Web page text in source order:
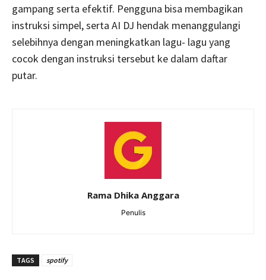
gampang serta efektif. Pengguna bisa membagikan
instruksi simpel, serta AI DJ hendak menanggulangi
selebihnya dengan meningkatkan lagu- lagu yang
cocok dengan instruksi tersebut ke dalam daftar
putar.
Rama Dhika Anggara
Penulis
TAGS spotify